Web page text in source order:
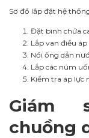
Sơ đồ lắp đặt hệ
Đặt bình chứa
Lắp van điều
Nối ống dẫn
Lắp các núm
Kiểm tra áp lực
Giám
chuồng